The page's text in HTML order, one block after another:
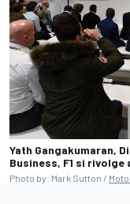
Yath Gangakumaran,
Business, F1 si
Photo by: Mark Sutton /